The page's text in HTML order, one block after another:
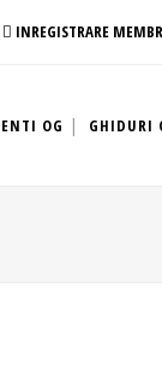
INREGISTRARE
OG GHIDURI